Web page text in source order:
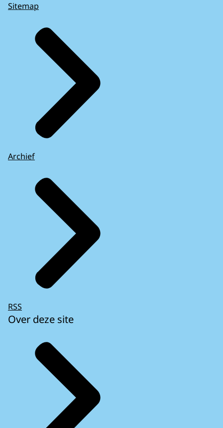
Sitemap
Archief
RSS
Over deze site